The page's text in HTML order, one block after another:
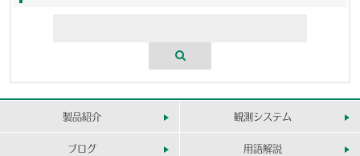
製品紹介 観測システム
ブログ 用語解説